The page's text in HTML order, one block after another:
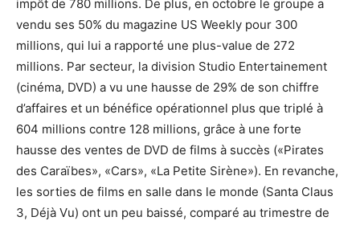
impôt de 780 millions. De plus, en octobre le groupe a
vendu ses 50% du magazine US Weekly pour 300
millions, qui lui a rapporté une plus-value de 272
millions. Par secteur, la division Studio Entertainement
(cinéma, DVD) a vu une hausse de 29% de son chiffre
d’affaires et un bénéfice opérationnel plus que triplé à
604 millions contre 128 millions, grâce à une forte
hausse des ventes de DVD de films à succès («Pirates
des Caraïbes», «Cars», «La Petite Sirène»). En revanche,
les sorties de films en salle dans le monde (Santa Claus
3, Déjà Vu) ont un peu baissé, comparé au trimestre de